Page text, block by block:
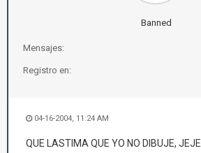
Banned
Mensajes:
Registro en:
04-16-2004, 11:24 AM
QUE LASTIMA QUE YO NO DIBUJE, JEJE.